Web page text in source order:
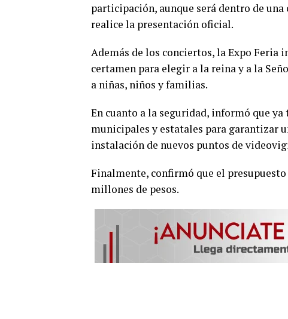
participación, aunque será dentro de
realice la presentación oficial.
Además de los conciertos, la Expo Feria
certamen para elegir a la reina y a la
a niñas, niños y familias.
En cuanto a la seguridad, informó que
municipales y estatales para garantizar
instalación de nuevos puntos de
Finalmente, confirmó que el
millones de pesos.